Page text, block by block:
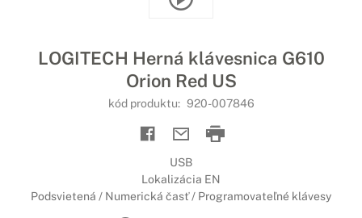
LOGITECH Herná klávesnica G610
Orion Red US
kód produktu: 920-007846
USB
Lokalizácia EN
Podsvietená / Numerická časť / Programovateľné klávesy